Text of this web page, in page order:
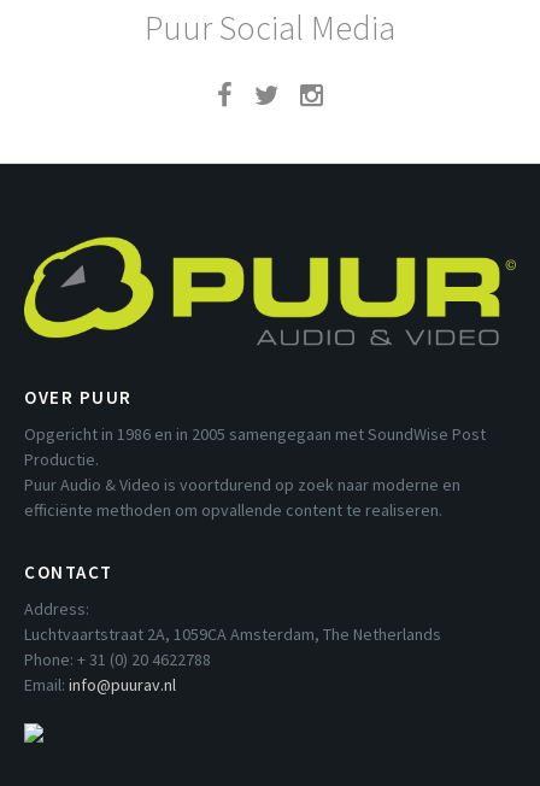
Puur Social Media
OVER PUUR
Opgericht in 1986 en in 2005 samengegaan met SoundWise Post
Productie.
Puur Audio & Video is voortdurend op zoek naar moderne en
efficiënte methoden om opvallende content te realiseren.
CONTACT
Address:
Luchtvaartstraat 2A, 1059CA Amsterdam, The Netherlands
Phone: + 31 (0) 20 4622788
Email: info@puurav.nl